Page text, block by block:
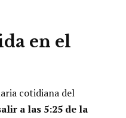
en el
cotidiana del
a las 5:25 de la